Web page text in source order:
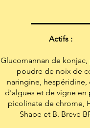
Actifs :
Glucomannan de
poudre de noix de
naringine, hespéridine,
d'algues et de vigne en
picolinate de chrome,
Shape et B. Breve